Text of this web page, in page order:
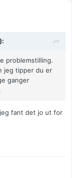
problemstilling.
jeg tipper du er
ganger
fant det jo ut for